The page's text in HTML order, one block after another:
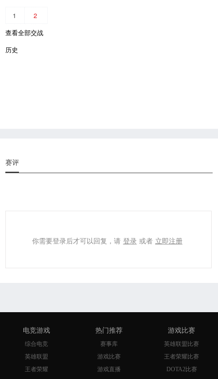
1
2
查看全部交战
历史
赛评
你需要登录后才可以回复，请 登录 或者 立即注册
电竞游戏
综合电竞
英雄联盟
王者荣耀
热门推荐
赛事库
游戏比赛
游戏直播
游戏比赛
英雄联盟比赛
王者荣耀比赛
DOTA2比赛